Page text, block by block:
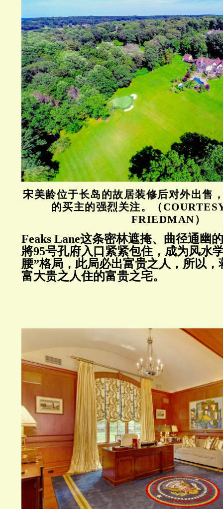
宋美龄位于长岛的故居装修后对外出售
的买主的强烈关注。（
FRIEDMAN）
Feaks Lane这条密林遮掩、曲径通幽
將95号孔府入口紧紧包住，成为风水
腰”格局，此局必出富贵之人，所以
富大贵之人住的富贵之宅。